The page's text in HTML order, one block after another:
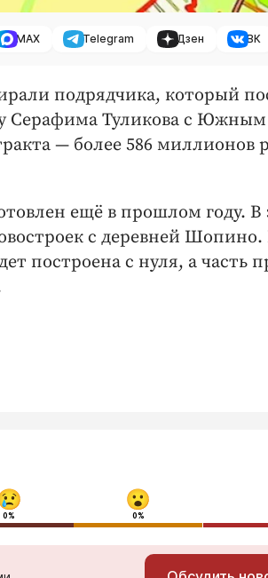
MAX Telegram Дзен ВК
подрядчика, который
Серафима Туликова с Южным
— ​более 586 миллионов
ещё в прошлом году. В
с деревней
построена с нуля, а часть
0% 0%